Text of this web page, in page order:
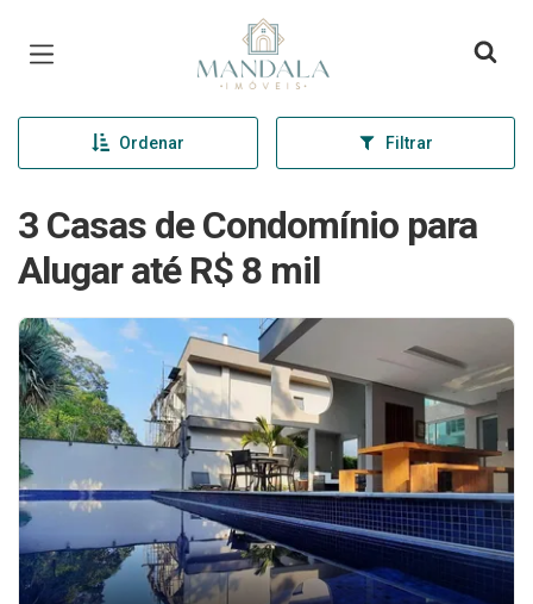
Página inicial
Ordenar Filtrar
3 Casas de Condomínio para
Alugar até R$ 8 mil